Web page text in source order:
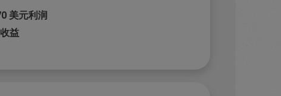
美元利润
益